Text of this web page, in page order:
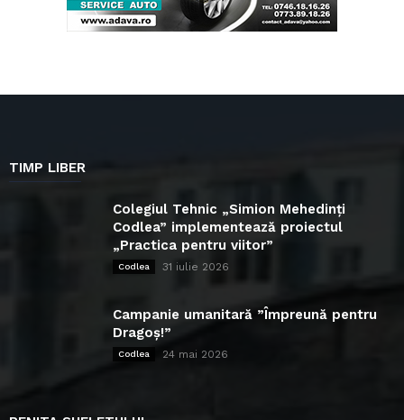
TIMP LIBER
Colegiul Tehnic „Simion Mehedinți
Codlea” implementează proiectul
„Practica pentru viitor”
Codlea 31 iulie 2026
Campanie umanitară ”Împreună pentru
Dragoș!”
Codlea 24 mai 2026